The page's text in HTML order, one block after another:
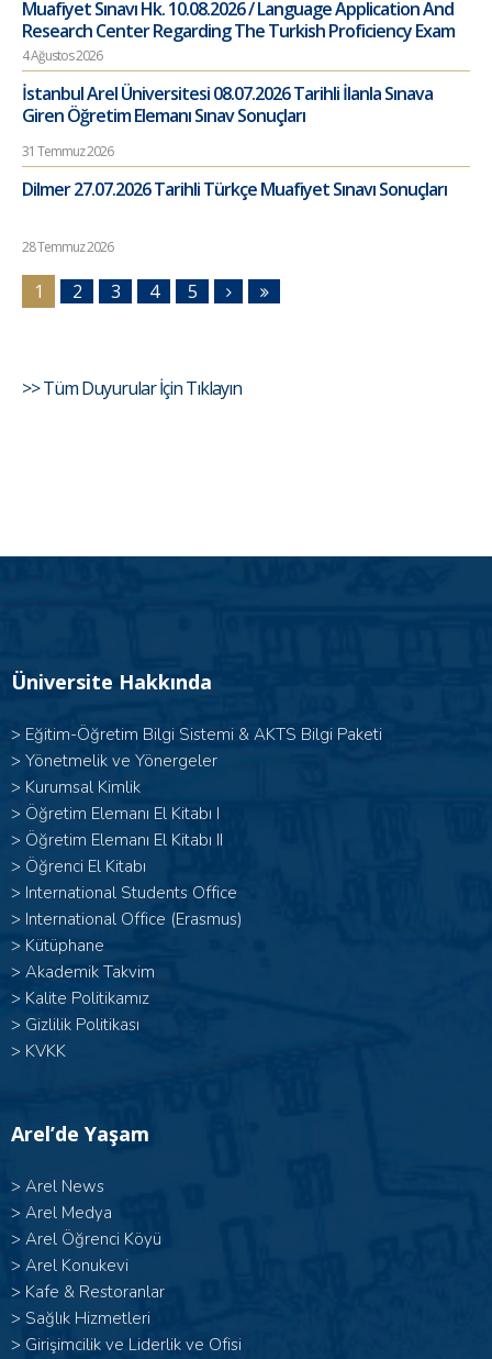
Muafiyet Sınavı Hk. 10.08.2026 / Language Application And
Research Center Regarding The Turkish Proficiency Exam
4 Ağustos 2026
İstanbul Arel Üniversitesi 08.07.2026 Tarihli İlanla Sınava
Giren Öğretim Elemanı Sınav Sonuçları
31 Temmuz 2026
Dilmer 27.07.2026 Tarihli Türkçe Muafiyet Sınavı Sonuçları
28 Temmuz 2026
1 2 3 4 5
>> Tüm Duyurular İçin Tıklayın
Üniversite Hakkında
> Eğitim-Öğretim Bilgi Sistemi & AKTS Bilgi Paketi
> Yönetmelik ve Yönergeler
> Kurumsal Kimlik
> Öğretim Elemanı El Kitabı I
> Öğretim Elemanı El Kitabı II
> Öğrenci El Kitabı
> International Students Office
> International Office (Erasmus)
> Kütüphane
> Akademik Takvim
> Kalite Politikamız
> Gizlilik Politikası
> KVKK
Arel’de Yaşam
> Arel News
> Arel Medya
> Arel Öğrenci Köyü
> Arel Konukevi
> Kafe & Restoranlar
> Sağlık Hizmetleri
> Girişimcilik ve Liderlik ve Ofisi